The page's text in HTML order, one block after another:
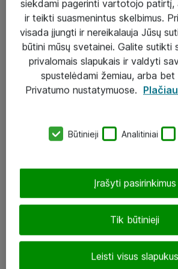
Sprendimai ir paslaugos
Paslaugos
Įgyvendinti projektai
J. Rutkausko g. 6, Vilnius
siekdami pagerinti vartotojo patirtį,
ir teikti suasmenintus skelbimus.
visada įjungti ir nereikalauja Jūsų
būtini mūsų svetainei. Galite sutikti
privalomais slapukais ir valdyti
spustelėdami žemiau, arba bet
Privatumo nustatymuose.
Būtinieji Analitiniai
Tik būtinieji
Leisti visus slapukus
Įrašyti pasirinkimus